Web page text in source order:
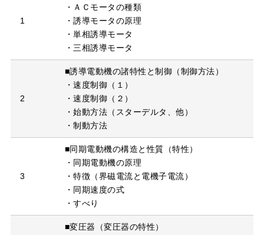
1
・ＡＣモータの種類
・誘導モータの原理
・単相誘導モータ
・三相誘導モータ
2
■誘導電動機の諸特性と制御（制御方法）
・速度制御（１）
・速度制御（２）
・始動方法（スターデルタ、他）
・制動方法
3
■同期電動機の構造と性質（特性）
・同期電動機の原理
・特徴（界磁電流と電機子電流）
・同期速度の式
・すべり
■変圧器（変圧器の特性）